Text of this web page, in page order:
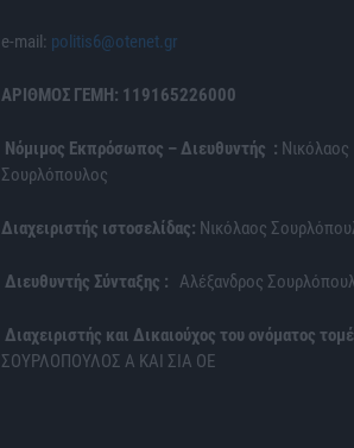
e-mail: politis6@otenet.gr
ΑΡΙΘΜΟΣ ΓΕΜΗ: 119165226000
Νόμιμος Εκπρόσωπος – Διευθυντής : Νικόλαος
Σουρλόπουλος
Διαχειριστής ιστοσελίδας: Νικόλαος
Διευθυντής Σύνταξης : Αλέξανδρος
Διαχειριστής και Δικαιούχος του ονόματος
ΣΟΥΡΛΟΠΟΥΛΟΣ Α ΚΑΙ ΣΙΑ ΟΕ